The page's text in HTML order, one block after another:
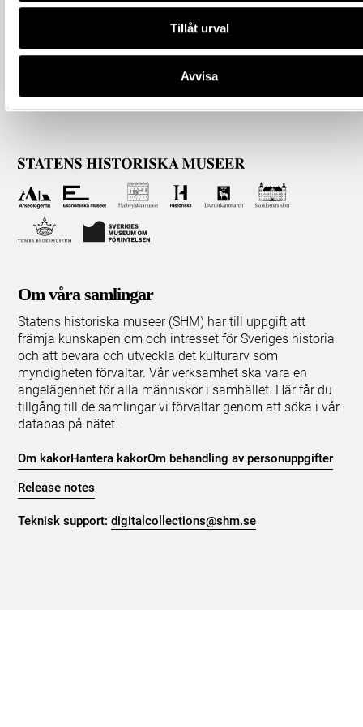
Tillåt urval
Avvisa
Om våra samlingar
Statens historiska museer (SHM) har till uppgift att
främja kunskapen om och intresset för Sveriges historia
och att bevara och utveckla det kulturarv som
myndigheten förvaltar. Vår verksamhet ska vara en
angelägenhet för alla människor i samhället. Här får du
tillgång till de samlingar vi förvaltar genom att söka i vår
databas på nätet.
Om kakorHantera kakorOm behandling av personuppgifter
Release notes
Teknisk support:digitalcollections@shm.se